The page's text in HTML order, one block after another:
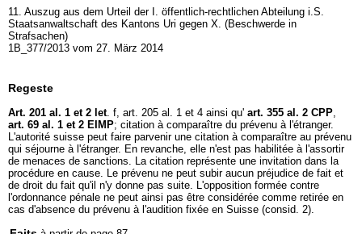
11. Auszug aus dem Urteil der I. öffentlich-rechtlichen Abteilung i.S.
Staatsanwaltschaft des Kantons Uri gegen X. (Beschwerde in
Strafsachen)
1B_377/2013 vom 27. März 2014
Regeste
Art. 201 al. 1 et 2 let. f, art. 205 al. 1 et 4 ainsi qu' art. 355 al. 2 CPP,
art. 69 al. 1 et 2 EIMP; citation à comparaître du prévenu à l'étranger.
L'autorité suisse peut faire parvenir une citation à comparaître au prévenu
qui séjourne à l'étranger. En revanche, elle n'est pas habilitée à l'assortir
de menaces de sanctions. La citation représente une invitation dans la
procédure en cause. Le prévenu ne peut subir aucun préjudice de fait et
de droit du fait qu'il n'y donne pas suite. L'opposition formée contre
l'ordonnance pénale ne peut ainsi pas être considérée comme retirée en
cas d'absence du prévenu à l'audition fixée en Suisse (consid. 2).